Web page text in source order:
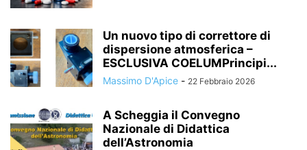
Un nuovo tipo di correttore di
dispersione atmosferica –
ESCLUSIVA COELUMPrincipi...
Massimo D'Apice - 22 Febbraio 2026
A Scheggia il Convegno
Nazionale di Didattica
dell’Astronomia